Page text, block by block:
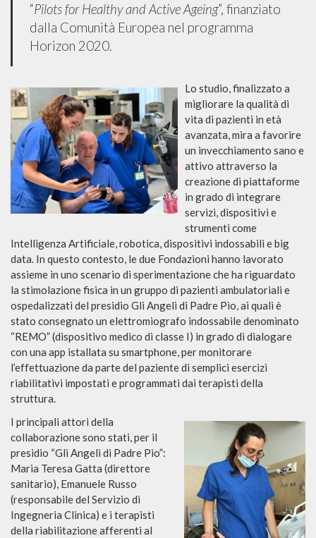
“Pilots for Healthy and Active Ageing”, finanziato
dalla Comunità Europea nel programma
Horizon 2020.
Lo studio, finalizzato a
migliorare la qualità di
vita di pazienti in età
avanzata, mira a favorire
un invecchiamento sano e
attivo attraverso la
creazione di piattaforme
in grado di integrare
servizi, dispositivi e
strumenti come
Intelligenza Artificiale, robotica, dispositivi indossabili e big
data. In questo contesto, le due Fondazioni hanno lavorato
assieme in uno scenario di sperimentazione che ha riguardato
la stimolazione fisica in un gruppo di pazienti ambulatoriali e
ospedalizzati del presidio Gli Angeli di Padre Pio, ai quali è
stato consegnato un elettromiografo indossabile denominato
“REMO” (dispositivo medico di classe I) in grado di dialogare
con una app istallata su smartphone, per monitorare
l’effettuazione da parte del paziente di semplici esercizi
riabilitativi impostati e programmati dai terapisti della
struttura.
I principali attori della
collaborazione sono stati, per il
presidio “Gli Angeli di Padre Pio”:
Maria Teresa Gatta (direttore
sanitario), Emanuele Russo
(responsabile del Servizio di
Ingegneria Clinica) e i terapisti
della riabilitazione afferenti al